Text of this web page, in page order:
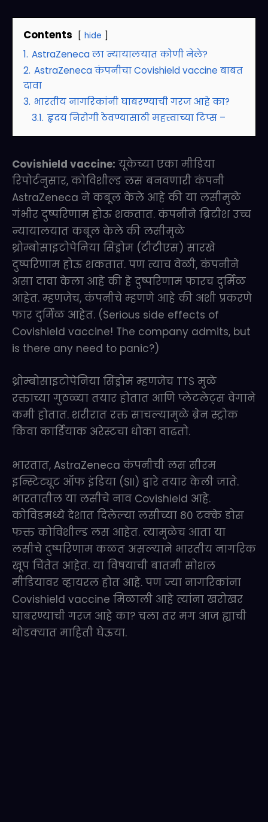
Contents hide
1. AstraZeneca ला न्यायालयात कोणी नेले?
2. AstraZeneca कंपनीचा Covishield vaccine बाबत
दावा
3. भारतीय नागरिकांनी घाबरण्याची गरज आहे का?
3.1. हृदय निरोगी ठेवण्यासाठी महत्त्वाच्या टिप्स –
Covishield vaccine: यूकेच्या एका मीडिया
रिपोर्टनुसार, कोविशील्ड लस बनवणारी कंपनी
AstraZeneca ने कबूल केले आहे की या लसीमुळे
गंभीर दुष्परिणाम होऊ शकतात. कंपनीने ब्रिटीश उच्च
न्यायालयात कबूल केले की लसीमुळे
थ्रोम्बोसाइटोपेनिया सिंड्रोम (टीटीएस) सारखे
दुष्परिणाम होऊ शकतात. पण त्याच वेळी, कंपनीने
असा दावा केला आहे की हे दुष्परिणाम फारच दुर्मिळ
आहेत. म्हणजेच, कंपनीचे म्हणणे आहे की अशी प्रकरणे
फार दुर्मिळ आहेत. (Serious side effects of
Covishield vaccine! The company admits, but
is there any need to panic?)
थ्रोम्बोसाइटोपेनिया सिंड्रोम म्हणजेच TTS मुळे
रक्ताच्या गुठळ्या तयार होतात आणि प्लेटलेट्स वेगाने
कमी होतात. शरीरात रक्त साचल्यामुळे ब्रेन स्ट्रोक
किंवा कार्डियाक अरेस्टचा धोका वाढतो.
भारतात, AstraZeneca कंपनीची लस सीरम
इन्स्टिट्यूट ऑफ इंडिया (SII) द्वारे तयार केली जाते.
भारतातील या लसीचे नाव Covishield आहे.
कोविडमध्ये देशात दिलेल्या लसीच्या 80 टक्के डोस
फक्त कोविशील्ड लस आहेत. त्यामुळेच आता या
लसीचे दुष्परिणाम कळत असल्याने भारतीय नागरिक
खूप चिंतेत आहेत. या विषयाची बातमी सोशल
मीडियावर व्हायरल होत आहे. पण ज्या नागरिकांना
Covishield vaccine मिळाली आहे त्यांना खरोखर
घाबरण्याची गरज आहे का? चला तर मग आज ह्याची
थोडक्यात माहिती घेऊया.